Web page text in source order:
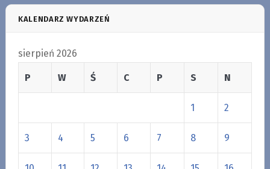
KALENDARZ WYDARZEŃ
sierpień 2026
P W Ś C P S N
1 2
3 4 5 6 7 8 9